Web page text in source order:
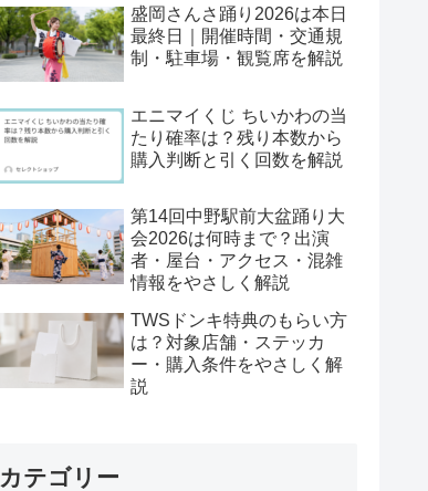
盛岡さんさ踊り2026は本日
最終日｜開催時間・交通規
制・駐車場・観覧席を解説
エニマイくじ ちいかわの当
たり確率は？残り本数から
購入判断と引く回数を解説
第14回中野駅前大盆踊り大
会2026は何時まで？出演
者・屋台・アクセス・混雑
情報をやさしく解説
TWSドンキ特典のもらい方
は？対象店舗・ステッカ
ー・購入条件をやさしく解
説
カテゴリー